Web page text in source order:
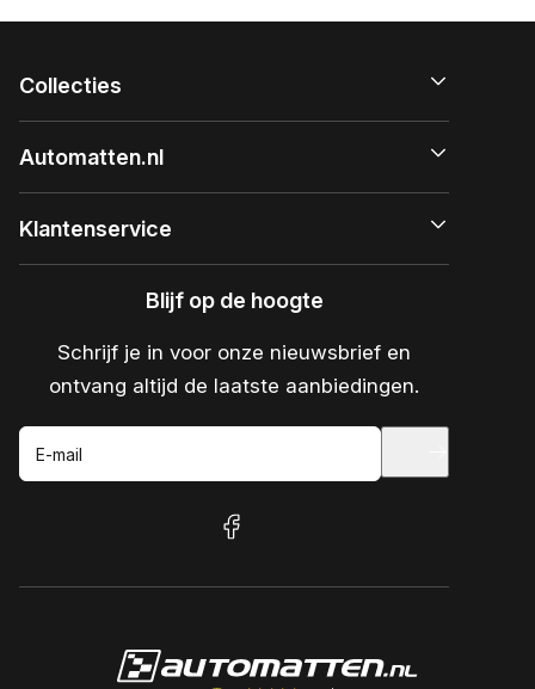
Collecties
Automatten.nl
Klantenservice
Blijf op de hoogte
Schrijf je in voor onze nieuwsbrief en
ontvang altijd de laatste aanbiedingen.
E-mail
facebook